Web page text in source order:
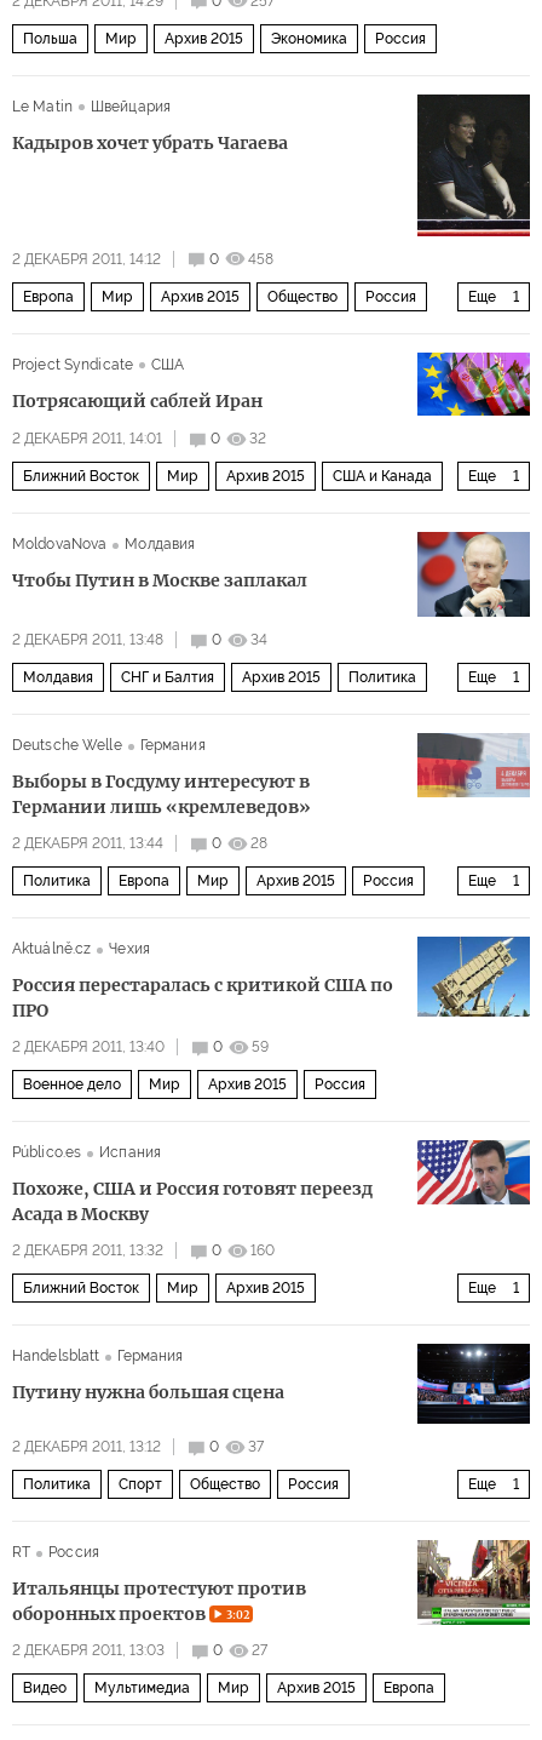
Польша Мир Архив 2015 Экономика Россия
Le Matin Швейцария
Кадыров хочет убрать Чагаева
2 ДЕКАБРЯ 2011, 14:12 0 458
Еще 1
Европа Мир Архив 2015 Общество Россия
Project Syndicate
США
Потрясающий саблей Иран
2 ДЕКАБРЯ 2011, 14:01 0 32
Еще 1
Ближний Восток Мир Архив 2015 США и Канада
MoldovaNova
Молдавия
Чтобы Путин в Москве заплакал
2 ДЕКАБРЯ 2011, 13:48 0 34
Еще 1
Молдавия СНГ и Балтия Архив 2015 Политика
Deutsche Welle
Германия
Выборы в Госдуму интересуют в
Германии лишь «кремлеведов»
2 ДЕКАБРЯ 2011, 13:44 0 28
Еще 1
Политика Европа Мир Архив 2015 Россия
Aktuálně.cz
Чехия
Россия перестаралась с критикой США по
ПРО
2 ДЕКАБРЯ 2011, 13:40 0 59
Военное дело Мир Архив 2015 Россия
Público.es Испания
Похоже, США и Россия готовят переезд
Асада в Москву
2 ДЕКАБРЯ 2011, 13:32 0 160
Еще 1
Ближний Восток Мир Архив 2015
Handelsblatt
Германия
Путину нужна большая сцена
2 ДЕКАБРЯ 2011, 13:12 0 37
Еще 1
Политика Спорт Общество Россия
RT
Россия
Итальянцы протестуют против
оборонных проектов
3:02
2 ДЕКАБРЯ 2011, 13:03 0 27
Видео Мультимедиа Мир Архив 2015 Европа